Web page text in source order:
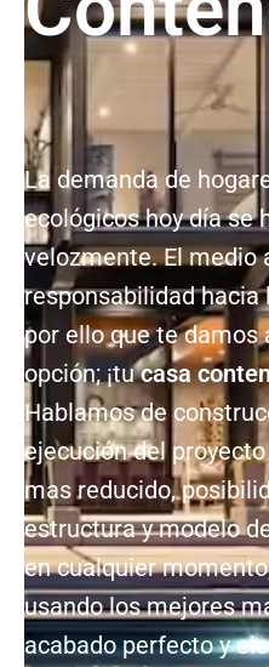
La demanda de
ecológicos hoy día se
velozmente. El medio
responsabilidad hacia
por ello que te damos
opción; ¡tucasa
Hablamos de
ejecución del
mas reducido,
estructura y modelo
en cualquier
usando los mejores
acabado perfecto y